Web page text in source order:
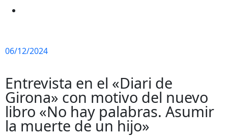
06/12/2024
Entrevista en el «Diari de
Girona» con motivo del nuevo
libro «No hay palabras. Asumir
la muerte de un hijo»